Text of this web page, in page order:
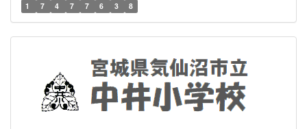
1 7 4 7 7 6 3 8